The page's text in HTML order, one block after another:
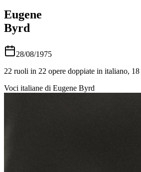
Eugene
Byrd
28/08/1975
22 ruoli in 22 opere doppiate in italiano, 18
Voci italiane di Eugene Byrd